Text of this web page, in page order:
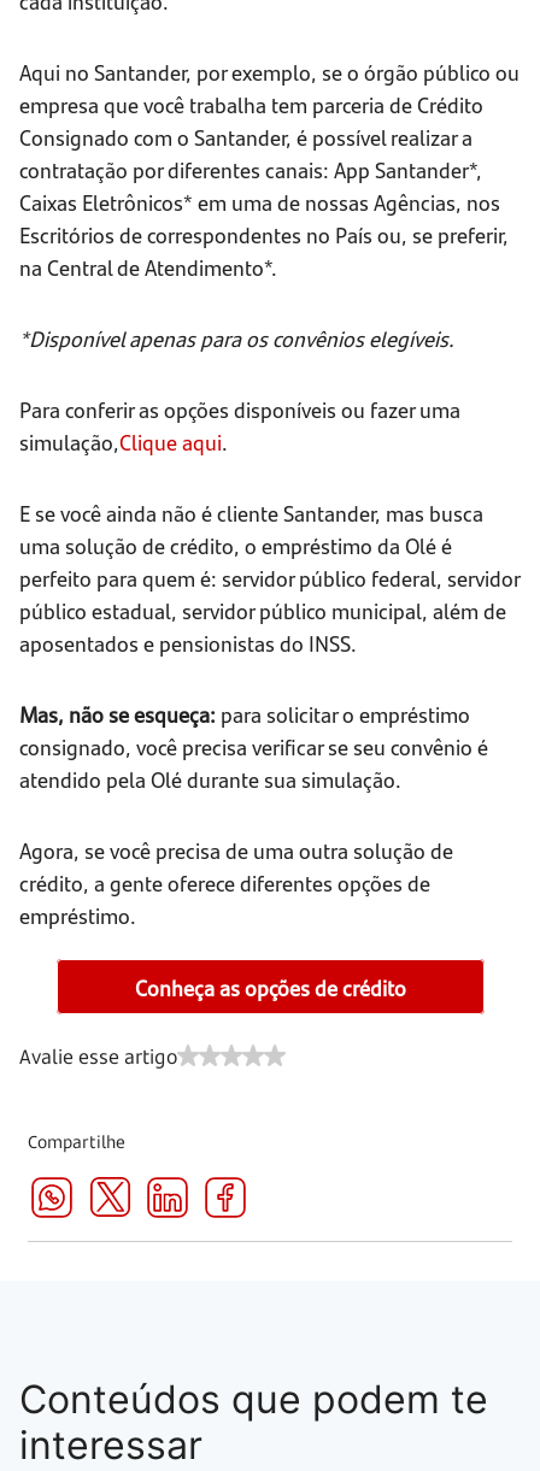
Aqui no Santander, por exemplo, se o órgão público ou
empresa que você trabalha tem parceria de Crédito
Consignado com o Santander, é possível realizar a
contratação por diferentes canais: App Santander*,
Caixas Eletrônicos* em uma de nossas Agências, nos
Escritórios de correspondentes no País ou, se preferir,
na Central de Atendimento*.
*Disponível apenas para os convênios elegíveis.
Para conferir as opções disponíveis ou fazer uma
simulação,Clique aqui.
E se você ainda não é cliente Santander, mas busca
uma solução de crédito, o empréstimo da Olé é
perfeito para quem é: servidor público federal, servidor
público estadual, servidor público municipal, além de
aposentados e pensionistas do INSS.
Mas, não se esqueça: para solicitar o empréstimo
consignado, você precisa verificar se seu convênio é
atendido pela Olé durante sua simulação.
Agora, se você precisa de uma outra solução de
crédito, a gente oferece diferentes opções de
empréstimo.
Conheça as opções de crédito
Avalie esse artigo
Compartilhe
Conteúdos que podem te
interessar